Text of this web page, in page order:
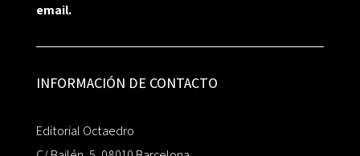
email.
INFORMACIÓN DE CONTACTO
Editorial Octaedro